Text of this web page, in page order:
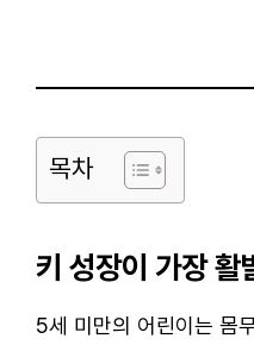
목차
키 성장이 가장 활
5세 미만의 어린이는 몸